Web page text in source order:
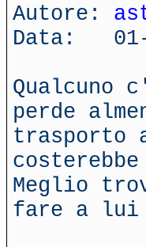
Autore:
Data: 01-
Qualcuno
perde
trasporto
Meglio
fare a lui